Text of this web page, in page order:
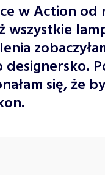
w Action od
wszystkie
designersko.
się, że